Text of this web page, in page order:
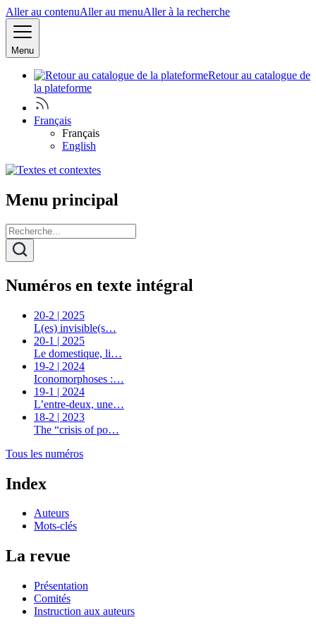
Aller au contenuAller au menuAller à la recherche
Menu
Retour au catalogue de
la plateforme
Français
Français
English
Menu principal
Numéros en texte intégral
20-2 | 2025
L(es) invisible(s…
20-1 | 2025
Le domestique, li…
19-2 | 2024
Iconomorphoses :…
19-1 | 2024
L’entre-deux, une…
18-2 | 2023
The “crisis of po…
Tous les numéros
Index
Auteurs
Mots-clés
La revue
Présentation
Comités
Instruction aux auteurs